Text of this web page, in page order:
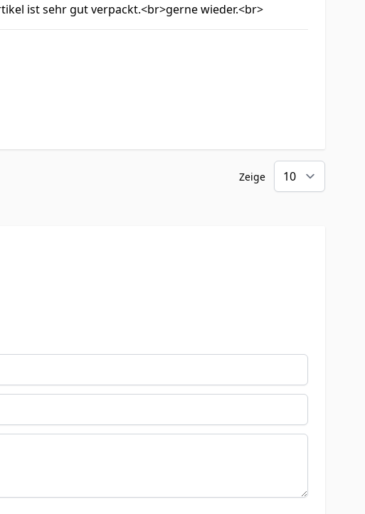
ist sehr gut verpackt.<br>gerne wieder.<br>
Zeige